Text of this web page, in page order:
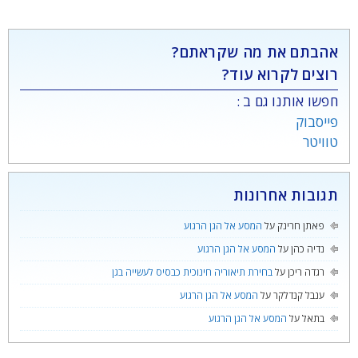
אהבתם את מה שקראתם?
רוצים לקרוא עוד?
חפשו אותנו גם ב :
פייסבוק
טוויטר
תגובות אחרונות
פאתן חרינק על המסע אל הגן הרגוע
נדיה כהןעל המסע אל הגן הרגוע
רגדה ריכןעלבחירת תיאוריה חינוכית כבסיס לעשייה בגן
ענבל קנדלקרעל המסע אל הגן הרגוע
בתאלעל המסע אל הגן הרגוע